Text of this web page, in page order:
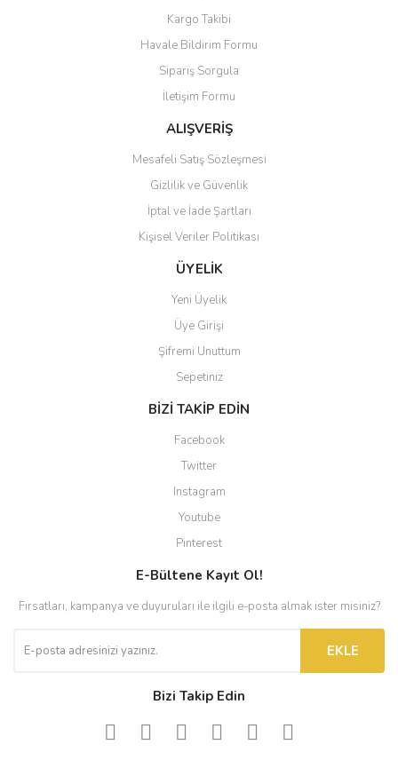
Ürün resmi kalitesiz, bozuk veya görüntülenemiyor.
Ürün açıklamasında eksik bilgiler bulunuyor.
Ürün bilgilerinde hatalar bulunuyor.
Ürün fiyatı diğer sitelerden daha pahalı.
Bu ürüne benzer farklı alternatifler olmalı.
Gönder
Kargo Takibi
Havale Bildirim Formu
Sipariş Sorgula
İletişim Formu
ALIŞVERİŞ
Mesafeli Satış Sözleşmesi
Gizlilik ve Güvenlik
İptal ve İade Şartları
Kişisel Veriler Politikası
ÜYELİK
Yeni Üyelik
Üye Girişi
Şifremi Unuttum
Sepetiniz
BİZİ TAKİP EDİN
Facebook
Twitter
Instagram
Youtube
Pinterest
E-Bültene Kayıt Ol!
Fırsatları, kampanya ve duyuruları ile ilgili e-posta almak ister misiniz?
EKLE
Bizi Takip Edin